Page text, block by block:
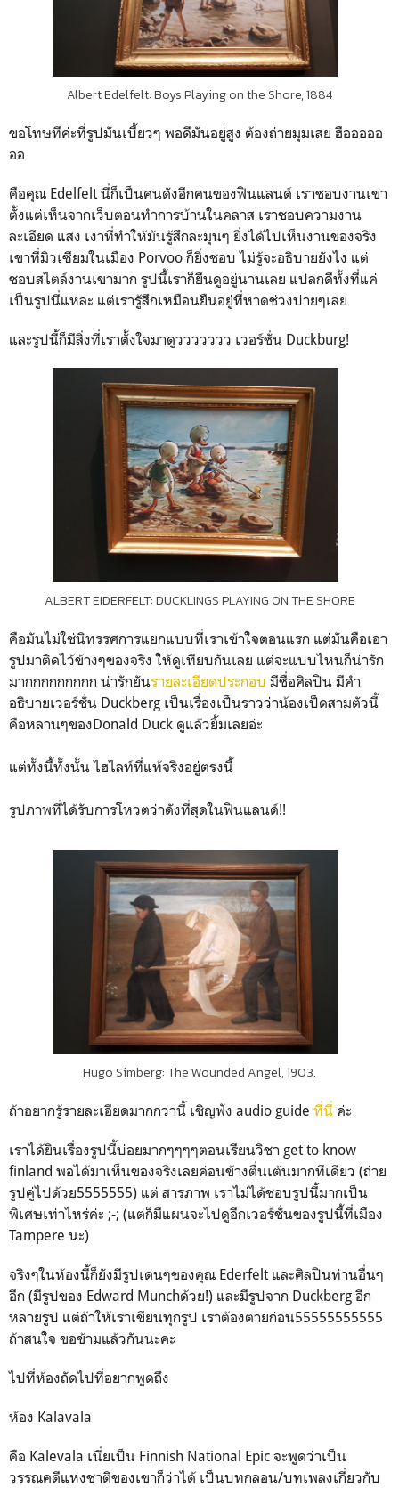
Albert Edelfelt: Boys Playing on the Shore, 1884
ขอโทษทีค่ะที่รูปมันเบี้ยวๆ พอดีมันอยู่สูง ต้องถ่ายมุมเสย ฮือออออ
ออ
คือคุณ Edelfelt นี่ก็เป็นคนดังอีกคนของฟินแลนด์ เราชอบงานเขา
ตั้งแต่เห็นจากเว็บตอนทำการบ้านในคลาส เราชอบความงาน
ละเอียด แสง เงาที่ทำให้มันรู้สึกละมุนๆ ยิ่งได้ไปเห็นงานของจริง
เขาที่มิวเซียมในเมือง Porvoo ก็ยิ่งชอบ ไม่รู้จะอธิบายยังไง แต่
ชอบสไตล์งานเขามาก รูปนี้เราก็ยืนดูอยู่นานเลย แปลกดีทั้งที่แค่
เป็นรูปนี่แหละ แต่เรารู้สึกเหมือนยืนอยู่ที่หาดช่วงบ่ายๆเลย
และรูปนี้ก็มีสิ่งที่เราตั้งใจมาดูววววววว เวอร์ชั่น Duckburg!
ALBERT EIDERFELT: DUCKLINGS PLAYING ON THE SHORE
คือมันไม่ใช่นิทรรศการแยกแบบที่เราเข้าใจตอนแรก แต่มันคือเอา
รูปมาติดไว้ข้างๆของจริง ให้ดูเทียบกันเลย แต่จะแบบไหนก็น่ารัก
มากกกกกกกกก น่ารักยันรายละเอียดประกอบ มีชื่อศิลปิน มีคำ
อธิบายเวอร์ชั่น Duckberg เป็นเรื่องเป็นราวว่าน้องเป็ดสามตัวนี้
คือหลานๆของDonald Duck ดูแล้วยิ้มเลยอ่ะ
แต่ทั้งนี้ทั้งนั้น ไฮไลท์ที่แท้จริงอยู่ตรงนี้
รูปภาพที่ได้รับการโหวตว่าดังที่สุดในฟินแลนด์!!
Hugo Simberg: The Wounded Angel, 1903.
ถ้าอยากรู้รายละเอียดมากกว่านี้ เชิญฟัง audio guide ที่นี่ ค่ะ
เราได้ยินเรื่องรูปนี้บ่อยมากๆๆๆๆตอนเรียนวิชา get to know
finland พอได้มาเห็นของจริงเลยค่อนข้างตื่นเต้นมากทีเดียว (ถ่าย
รูปคู่ไปด้วย5555555) แต่ สารภาพ เราไม่ได้ชอบรูปนี้มากเป็น
พิเศษเท่าไหร่ค่ะ ;-; (แต่ก็มีแผนจะไปดูอีกเวอร์ชั่นของรูปนี้ที่เมือง
Tampere นะ)
จริงๆในห้องนี้ก็ยังมีรูปเด่นๆของคุณ Ederfelt และศิลปินท่านอื่นๆ
อีก (มีรูปของ Edward Munchด้วย!) และมีรูปจาก Duckberg อีก
หลายรูป แต่ถ้าให้เราเขียนทุกรูป เราต้องตายก่อน55555555555
ถ้าสนใจ ขอข้ามแล้วกันนะคะ
ไปที่ห้องถัดไปที่อยากพูดถึง
ห้อง Kalavala
คือ Kalevala เนี่ยเป็น Finnish National Epic จะพูดว่าเป็น
วรรณคดีแห่งชาติของเขาก็ว่าได้ เป็นบทกลอน/บทเพลงเกี่ยวกับ